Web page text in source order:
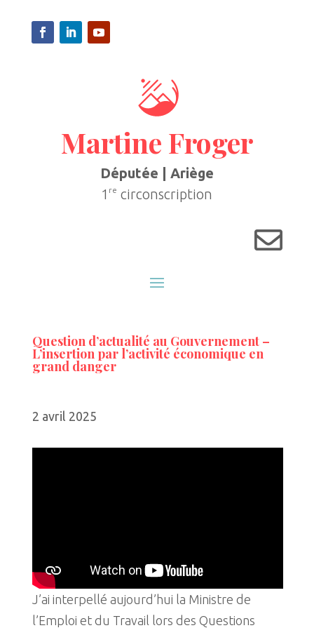
Martine Froger
Députée | Ariège
1 re circonscription

Question d’actualité au Gouvernement –
L’insertion par l’activité économique en
grand danger
2 avril 2025
J’ai interpellé aujourd’hui la Ministre de
l’Emploi et du Travail lors des Questions